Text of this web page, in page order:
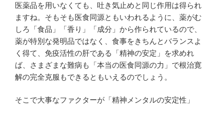
医薬品を用いなくても、吐き気止めと同じ作用は得られ
ますね。そもそも医食同源ともいわれるように、薬がむ
しろ「食品」「香り」「成分」から作られているので、
薬が特別な発明品ではなく、食事をきちんとバランスよ
く得て、免疫活性の肝である「精神の安定」を求めれ
ば、さまざまな難病も「本当の医食同源の力」で根治寛
解の完全克服もできるともいえるのでしょう。
そこで大事なファクターが「精神メンタルの安定性」